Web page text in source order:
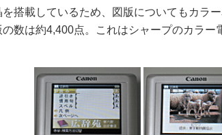
搭載しているため、図版についてもカラ
数は約4,400点。これはシャープのカラー